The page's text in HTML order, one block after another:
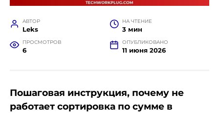
АВТОР
Leks
НА ЧТЕНИЕ
3 мин
ПРОСМОТРОВ
6
ОПУБЛИКОВАНО
11 июня 2026
Пошаговая инструкция, почему не
работает сортировка по сумме в